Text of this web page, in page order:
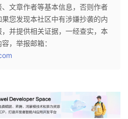
、文章作者等基本信息，否则作者
您发现本社区中有涉嫌抄袭的内
并提供相关证据，一经查实，本
，举报邮箱：